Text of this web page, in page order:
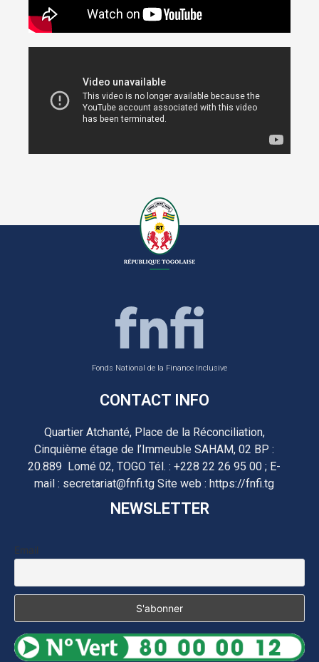
Fonds National de la Finance Inclusive
CONTACT INFO
Quartier Atchanté, Place de la Réconciliation,
Cinquième étage de l’Immeuble SAHAM, 02 BP :
20.889 Lomé 02, TOGO Tél. : +228 22 26 95 00 ; E-
mail : secretariat@fnfi.tg Site web : https://fnfi.tg
NEWSLETTER
Email